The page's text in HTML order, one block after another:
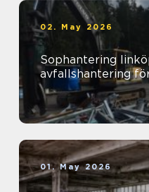
02. May 2026
Sophantering linköping
avfallshantering
01. May 2026